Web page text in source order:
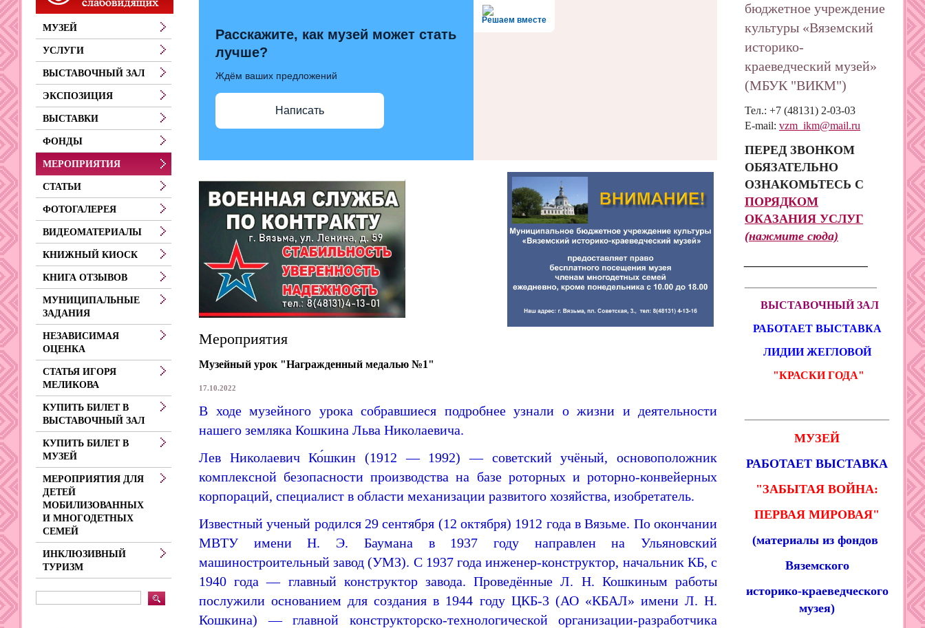
Решаем вместе
Расскажите, как музей может стать
лучше?
Ждём ваших предложений
Написать
Мероприятия
Музейный урок "Награжденный медалью №1"
17.10.2022
В ходе музейного урока собравшиеся подробнее узнали о жизни и деятельности
нашего земляка Кошкина Льва Николаевича.
Лев Николаевич Ко́шкин (1912 — 1992) — советский учёный, основоположник
комплексной безопасности производства на базе роторных и роторно-конвейерных
корпораций, специалист в области механизации развитого хозяйства, изобретатель.
Известный ученый родился 29 сентября (12 октября) 1912 года в Вязьме. По окончании
МВТУ имени Н. Э. Баумана в 1937 годунаправлен на Ульяновский
машиностроительный завод (УМЗ). С 1937 года инженер-конструктор, начальник КБ, с
1940 года — главный конструктор завода. Проведённые Л. Н. Кошкиным работы
послужили основанием для создания в 1944 году ЦКБ-3 (АО «КБАЛ» имени Л. Н.
Кошкина) — главной конструкторско-технологической организации-разработчика
МУЗЕЙ
УСЛУГИ
ВЫСТАВОЧНЫЙ ЗАЛ
ЭКСПОЗИЦИЯ
ВЫСТАВКИ
ФОНДЫ
МЕРОПРИЯТИЯ
СТАТЬИ
ФОТОГАЛЕРЕЯ
ВИДЕОМАТЕРИАЛЫ
КНИЖНЫЙ КИОСК
КНИГА ОТЗЫВОВ
МУНИЦИПАЛЬНЫЕ
ЗАДАНИЯ
НЕЗАВИСИМАЯ
ОЦЕНКА
СТАТЬЯ ИГОРЯ
МЕЛИКОВА
КУПИТЬ БИЛЕТ В
ВЫСТАВОЧНЫЙ ЗАЛ
КУПИТЬ БИЛЕТ В
МУЗЕЙ
МЕРОПРИЯТИЯ ДЛЯ
ДЕТЕЙ
МОБИЛИЗОВАННЫХ
И МНОГОДЕТНЫХ
СЕМЕЙ
ИНКЛЮЗИВНЫЙ
ТУРИЗМ
бюджетное учреждение
культуры «Вяземский
историко-
краеведческий музей»
(МБУК "ВИКМ")
Тел.: +7 (48131) 2-03-03
E-mail: vzm_ikm@mail.ru
ПЕРЕД ЗВОНКОМ
ОБЯЗАТЕЛЬНО
ОЗНАКОМЬТЕСЬ С
ПОРЯДКОМ
ОКАЗАНИЯ УСЛУГ
(нажмите сюда)
ВЫСТАВОЧНЫЙ ЗАЛ
РАБОТАЕТ ВЫСТАВКА
ЛИДИИ ЖЕГЛОВОЙ
"КРАСКИ ГОДА"
МУЗЕЙ
РАБОТАЕТ ВЫСТАВКА
"ЗАБЫТАЯ ВОЙНА:
ПЕРВАЯ МИРОВАЯ"
(материалы из фондов
Вяземского
историко-краеведческого
музея)